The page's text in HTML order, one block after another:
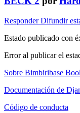
Responder Difundir
Estado publicado con
Error al publicar el
Sobre Bimbiribase
Documentación de
Código de conducta